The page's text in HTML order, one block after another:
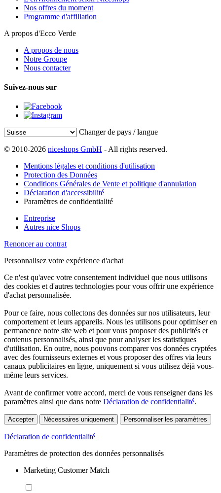
Nos offres du moment
Programme d'affiliation
A propos d'Ecco Verde
A propos de nous
Notre Groupe
Nous contacter
Suivez-nous sur
Changer de pays / langue
© 2010-2026 niceshops GmbH - All rights reserved.
Mentions légales et conditions d'utilisation
Protection des Données
Conditions Générales de Vente et politique d'annulation
Déclaration d'accessibilité
Paramètres de confidentialité
Entreprise
Autres nice Shops
Renoncer au contrat
Personnalisez votre expérience d'achat
Ce n'est qu'avec votre consentement individuel que nous utilisons
des cookies et d'autres technologies pour vous offrir une expérience
d'achat personnalisée.
Pour ce faire, nous collectons des données sur nos utilisateurs, leur
comportement et leurs appareils. Nous les utilisons pour optimiser en
permanence notre site web et pour vous proposer des publicités et
contenus personnalisés, ainsi que pour analyser les statistiques
d'utilisation. En outre, nous pouvons comparer vos données cryptées
avec des fournisseurs externes et vous proposer des offres via leurs
canaux publicitaires en ligne, uniquement si vous utilisez déjà vous-
même leurs services.
Avant de confirmer votre accord, merci de vous renseigner dans les
paramètres ainsi que dans notre Déclaration de confidentialité.
Accepter Nécessaires uniquement Personnaliser les paramètres
Déclaration de confidentialité
Paramètres de protection des données personnalisés
Marketing Customer Match